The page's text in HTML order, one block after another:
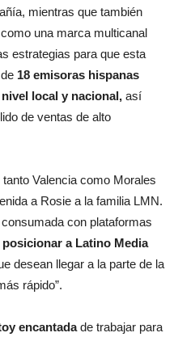
mientras que también
una marca multicanal
estrategias para que esta
18 emisoras hispanas
local y nacional, así
de ventas de alto
Valencia como Morales
a Rosie a la familia LMN.
con plataformas
a Latino Media
desean llegar a la parte de la
rápido”.
encantadade trabajar para